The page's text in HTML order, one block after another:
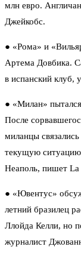
млн евро.
Джейкобс.
● «Рома» и
Артема Довбика.
в испанский клуб,
● «Милан»
После
миланцы
текущую ситуацию
Неаполь, пишет La
● «Ювентус»
летний бразилец
Ллойда Келли, но
журналист